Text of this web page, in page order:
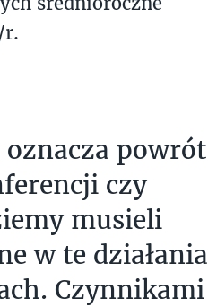
r.
oznacza powrót
czy
musieli
w te działania
Czynnikami